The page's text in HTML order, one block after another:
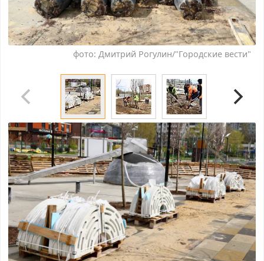
фото: Дмитрий Рогулин/"Городские вести"